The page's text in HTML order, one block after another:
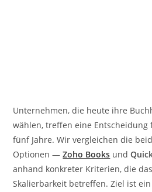
Unternehmen, die heute ihre
wählen, treffen eine
fünf Jahre. Wir vergleichen die
Optionen —Zoho Books und
anhand konkreter Kriterien, die
Skalierbarkeit betreffen. Ziel ist